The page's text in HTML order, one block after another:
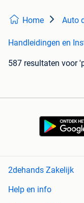
Home Auto
Handleidingen en
587 resultaten voor
2dehands Zakelijk
Help en info